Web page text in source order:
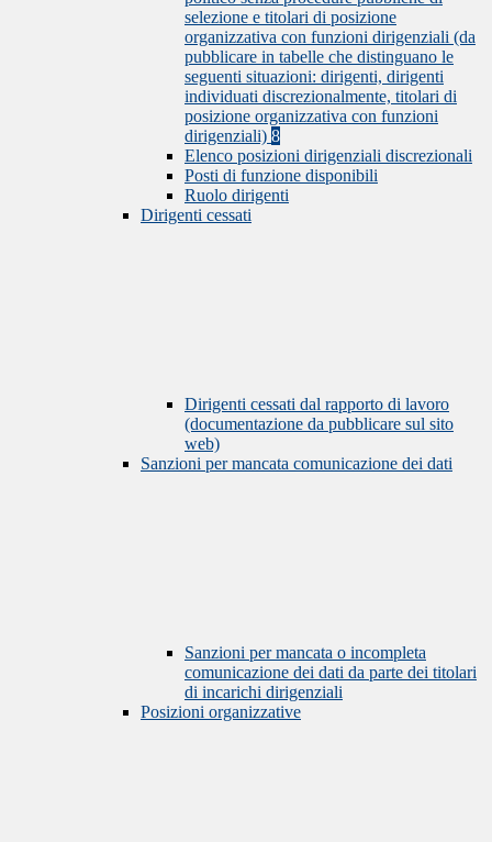
selezione e titolari di posizione
organizzativa con funzioni dirigenziali (da
pubblicare in tabelle che distinguano le
seguenti situazioni: dirigenti, dirigenti
individuati discrezionalmente, titolari di
posizione organizzativa con funzioni
dirigenziali) 8
Elenco posizioni dirigenziali discrezionali
Posti di funzione disponibili
Ruolo dirigenti
Dirigenti cessati
Dirigenti cessati dal rapporto di lavoro
(documentazione da pubblicare sul sito
web)
Sanzioni per mancata comunicazione dei dati
Sanzioni per mancata o incompleta
comunicazione dei dati da parte dei titolari
di incarichi dirigenziali
Posizioni organizzative